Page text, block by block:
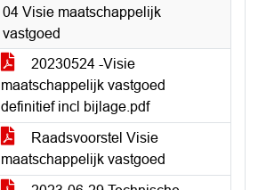
04 Visie maatschappelijk
vastgoed
20230524 -Visie
maatschappelijk vastgoed
definitief incl bijlage.pdf
Raadsvoorstel Visie
maatschappelijk vastgoed